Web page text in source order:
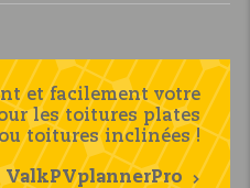
et facilement votre
les toitures plates
ou toitures inclinées !
ValkPVplannerPro